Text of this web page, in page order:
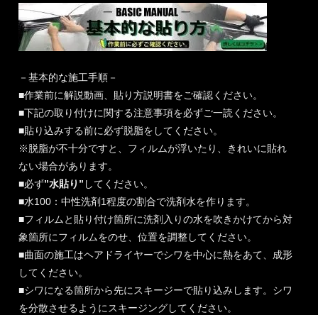
－基本的な施工手順－
■作業前に解説動画、貼り方説明書をご確認ください。
■下記の取り付けに関する注意事項を必ずご一読ください。
■貼り込みする前に必ず脱脂をしてください。
※脱脂が不十分ですと、フィルムが浮いたり、きれいに貼れ
ない場合があります。
■必ず”水貼り” してください。
■水100：中性洗剤1程度の割合で洗剤水を作ります。
■フィルムと貼り付け箇所に洗剤入りの水を吹きかけてから対
象箇所にフィルムをのせ、位置を調整してください。
■曲面の施工はヘアドライヤーでシワを中心に熱をあて、成形
してください。
■シワになる箇所から先にスキージーで貼り込みします。シワ
を分散させるようにスキージングしてください。